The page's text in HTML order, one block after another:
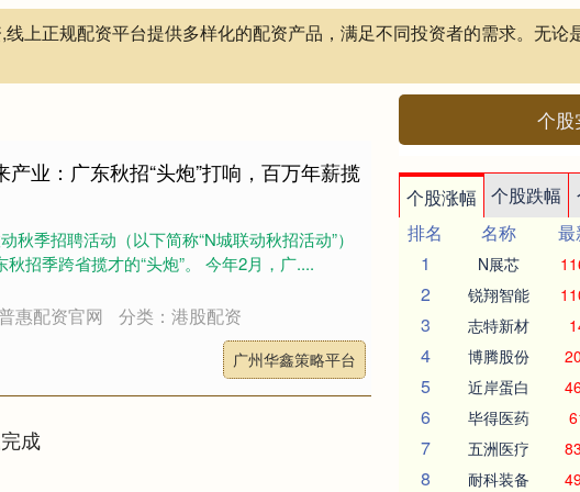
上正规配资平台提供多样化的配资产品，满足不同投资者的需求。无论
业：广东秋招“头炮”打响，百万年薪揽
秋季招聘活动（以下简称“N城联动秋招活动”）
招季跨省揽才的“头炮”。 今年2月，广....
惠配资官网 分类：港股配资
广州华鑫策略平台
成
个股
个股涨幅 个股跌幅
排名
名称 最
1
N展芯
2 锐翔智能
3 志特新材
4 博腾股份
5 近岸蛋白
6 毕得医药
7 五洲医疗
8 耐科装备